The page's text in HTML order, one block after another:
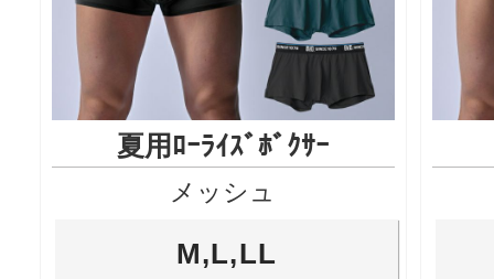
夏用ﾛｰﾗｲｽﾞﾎﾞｸｻｰ
メッシュ
M,L,LL